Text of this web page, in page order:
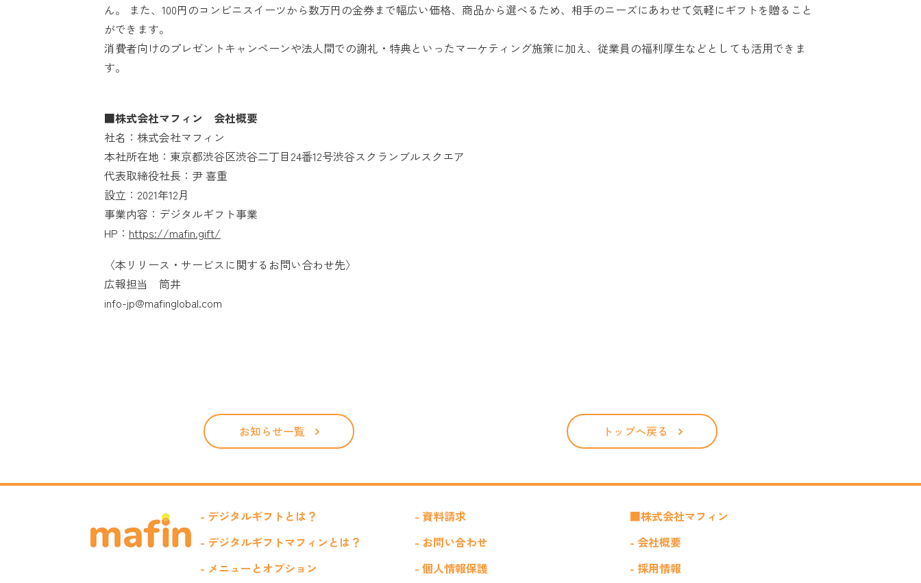
ん。 また、100円のコンビニスイーツから数万円の金券まで幅広い価格、商品から選べるため、相手のニーズにあわせて気軽にギフトを贈ること
ができます。
消費者向けのプレゼントキャンペーンや法人間での謝礼・特典といったマーケティング施策に加え、従業員の福利厚生などとしても活用できま
す。
■株式会社マフィン 会社概要
社名：株式会社マフィン
本社所在地：東京都渋谷区渋谷二丁目24番12号渋谷スクランブルスクエア
代表取締役社長：尹 喜重
設立：2021年12月
事業内容：デジタルギフト事業
HP： https://mafin.gift/
〈本リリース・サービスに関するお問い合わせ先〉
広報担当 筒井
info-jp@mafinglobal.com
お知らせ一覧 トップへ戻る
- デジタルギフトとは？
- デジタルギフトマフィンとは？
- メニューとオプション
- 資料請求
- お問い合わせ
- 個人情報保護
■株式会社マフィン
- 会社概要
- 採用情報